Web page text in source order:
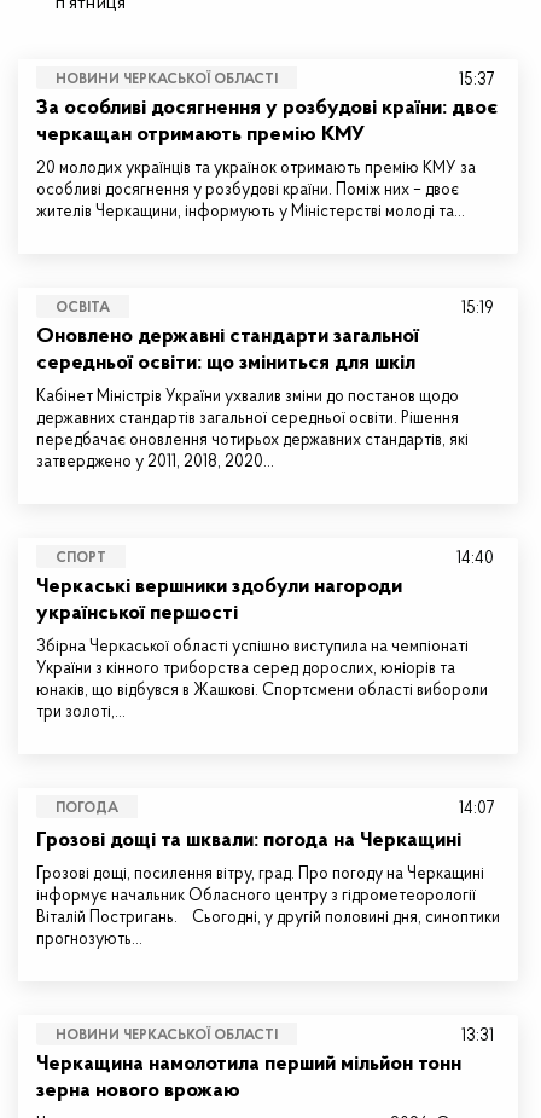
НОВИНИ ЧЕРКАСЬКОЇ ОБЛАСТІ
За особливі досягнення у розбудові країни: двоє
черкащан отримають премію КМУ
20 молодих українців та українок отримають премію КМУ за
особливі досягнення у розбудові країни. Поміж них – двоє
жителів Черкащини, інформують у Міністерстві молоді та…
15:37
ОСВІТА
Оновлено державні стандарти загальної
середньої освіти: що зміниться для шкіл
Кабінет Міністрів України ухвалив зміни до постанов щодо
державних стандартів загальної середньої освіти. Рішення
передбачає оновлення чотирьох державних стандартів, які
затверджено у 2011, 2018, 2020…
15:19
СПОРТ
Черкаські вершники здобули нагороди
української першості
Збірна Черкаської області успішно виступила на чемпіонаті
України з кінного триборства серед дорослих, юніорів та
юнаків, що відбувся в Жашкові. Спортсмени області вибороли
три золоті,…
14:40
ПОГОДА
Грозові дощі та шквали: погода на Черкащині
Грозові дощі, посилення вітру, град. Про погоду на Черкащині
інформує начальник Обласного центру з гідрометеорології
Віталій Постригань. Сьогодні, у другій половині дня, синоптики
прогнозують…
14:07
НОВИНИ ЧЕРКАСЬКОЇ ОБЛАСТІ
Черкащина намолотила перший мільйон тонн
зерна нового врожаю
13:31